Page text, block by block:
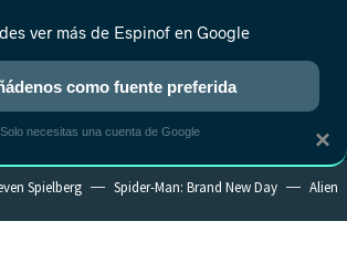
NUEVO
REALITY ANIME RANKINGS CINE
Spielberg Spider-Man: Brand New Day Alien
×
ver más de Espinof en Google
como fuente preferida
Solo necesitas una cuenta de Google